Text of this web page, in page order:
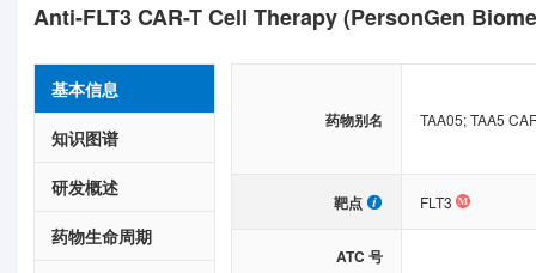
Anti-FLT3 CAR-T Cell Therapy (PersonGen
基本信息
知识图谱
研发概述
药物生命周期
药物别名 TAA05; TAA5
靶点 FLT3
ATC 号